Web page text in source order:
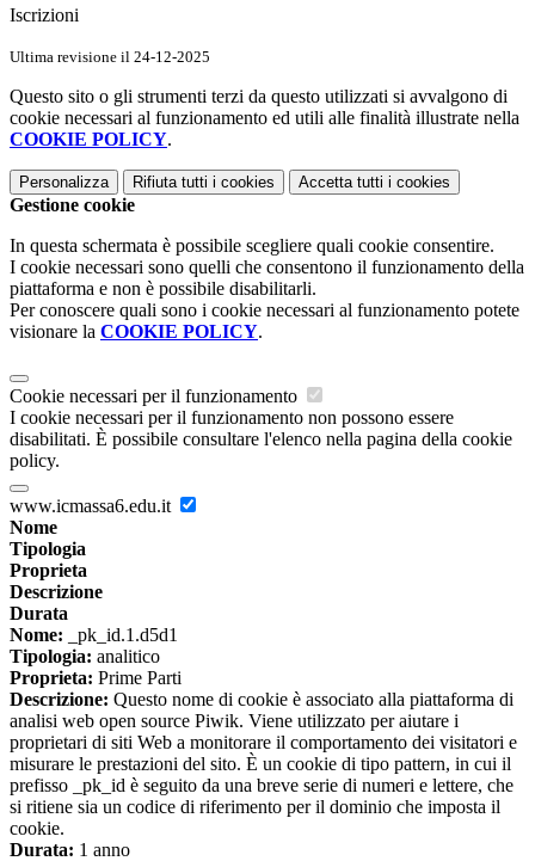
Iscrizioni
Ultima revisione il 24-12-2025
Questo sito o gli strumenti terzi da questo utilizzati si avvalgono di
cookie necessari al funzionamento ed utili alle finalità illustrate nella
COOKIE POLICY.
Personalizza Rifiuta tutti i cookies Accetta tutti i cookies
Gestione cookie
In questa schermata è possibile scegliere quali cookie consentire.
I cookie necessari sono quelli che consentono il funzionamento della
piattaforma e non è possibile disabilitarli.
Per conoscere quali sono i cookie necessari al funzionamento potete
visionare la COOKIE POLICY.
Cookie necessari per il funzionamento
I cookie necessari per il funzionamento non possono essere
disabilitati. È possibile consultare l'elenco nella pagina della cookie
policy.
www.icmassa6.edu.it
Nome
Tipologia
Proprieta
Descrizione
Durata
Nome: _pk_id.1.d5d1
Tipologia: analitico
Proprieta: Prime Parti
Descrizione: Questo nome di cookie è associato alla piattaforma di
analisi web open source Piwik. Viene utilizzato per aiutare i
proprietari di siti Web a monitorare il comportamento dei visitatori e
misurare le prestazioni del sito. È un cookie di tipo pattern, in cui il
prefisso _pk_id è seguito da una breve serie di numeri e lettere, che
si ritiene sia un codice di riferimento per il dominio che imposta il
cookie.
Durata: 1 anno